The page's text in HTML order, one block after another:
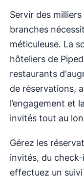
Servir des
branches
méticuleuse. La
hôteliers de
restaurants
de réservations,
l’engagement et
invités tout au
Gérez les
invités, du
effectuez un